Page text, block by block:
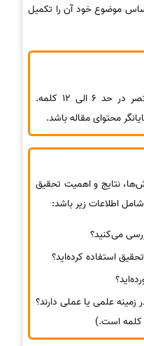
موضوع خود آن را تکمیل
به‌صورت کوتاه و مختصر در حد 6 الی 12 کلمه.
محتوای مقاله باشد.
نتایج و اهمیت تحقیق
اطلاعات زیر باشد:
می‌کنید؟
استفاده کرده‌اید؟
زمینه علمی یا عملی دارند؟